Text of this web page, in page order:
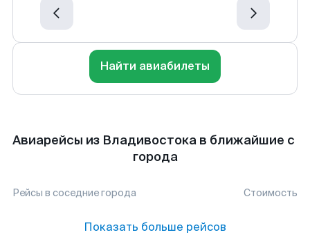
Найти авиабилеты
Авиарейсы из Владивостока в ближайшие с
города
Рейсы в соседние города Стоимость
Показать больше рейсов